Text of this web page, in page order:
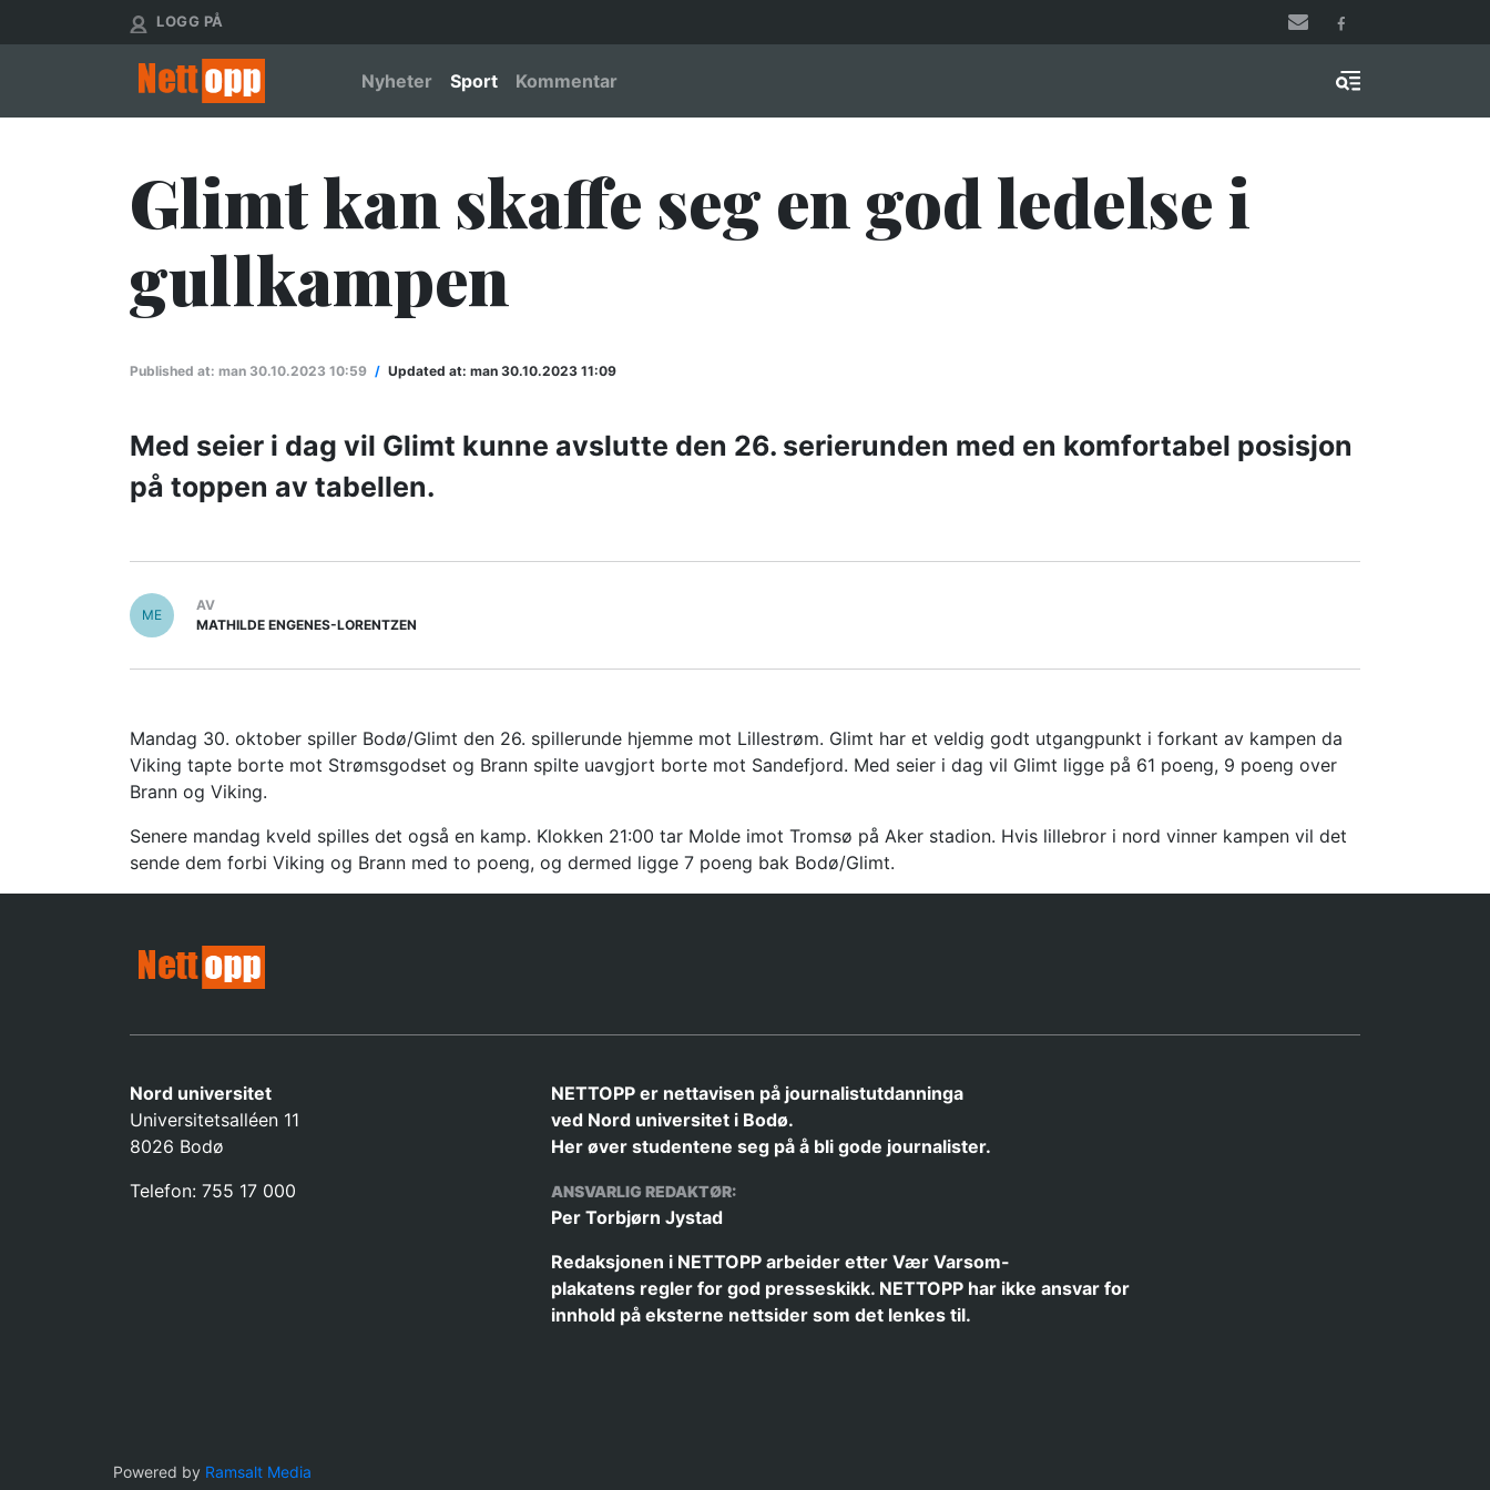
til
User account menu
LOGG PÅ
Main navigation
Nyheter Sport Kommentar
Menu & Search
Glimt kan skaffe seg en god ledelse i
gullkampen
Published at: man 30.10.2023 10:59 / Updated at: man 30.10.2023 11:09
Med seier i dag vil Glimt kunne avslutte den 26. serierunden med en komfortabel posisjon
på toppen av tabellen.
ME
AV
MATHILDE ENGENES-LORENTZEN
Mandag 30. oktober spiller Bodø/Glimt den 26. spillerunde hjemme mot Lillestrøm. Glimt har et veldig godt utgangpunkt i forkant av kampen da
Viking tapte borte mot Strømsgodset og Brann spilte uavgjort borte mot Sandefjord. Med seier i dag vil Glimt ligge på 61 poeng, 9 poeng over
Brann og Viking.
Senere mandag kveld spilles det også en kamp. Klokken 21:00 tar Molde imot Tromsø på Aker stadion. Hvis lillebror i nord vinner kampen vil det
sende dem forbi Viking og Brann med to poeng, og dermed ligge 7 poeng bak Bodø/Glimt.
Nord universitet
Universitetsalléen 11
8026 Bodø
Telefon: 755 17 000
NETTOPP er nettavisen på journalistutdanninga
ved Nord universitet i Bodø.
Her øver studentene seg på å bli gode journalister.
ANSVARLIG REDAKTØR:
Per Torbjørn Jystad
Redaksjonen i NETTOPP arbeider etter Vær Varsom-
plakatensregler for god presseskikk. NETTOPP har ikke ansvar for
innhold på eksterne nettsider som det lenkes til.
Powered by Ramsalt Media